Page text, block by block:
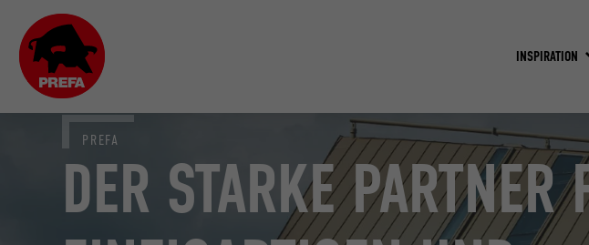
INSPIRATION
DER STARKE PARTNER
PREFA